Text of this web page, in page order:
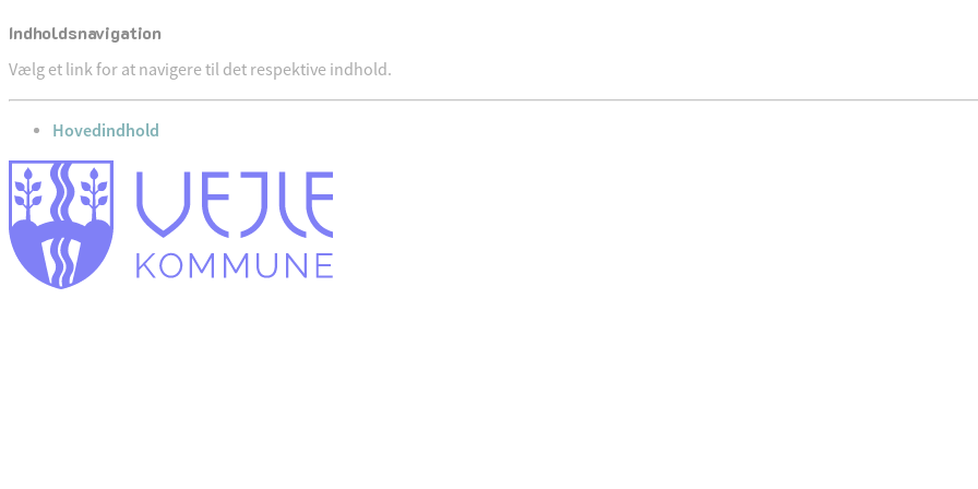
Indholdsnavigation
Vælg et link for at navigere til det respektive indhold.
gå til
Hovedindhold